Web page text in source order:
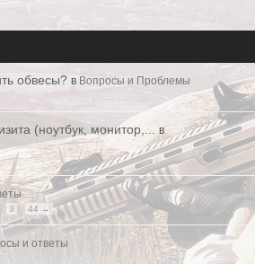
обвесы? в Вопросы и Проблемы
(ноутбук, монитор,...
в
3 44 →
и ответы